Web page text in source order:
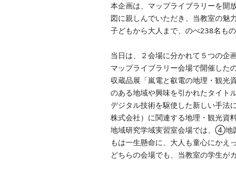
本企画は、マップライブラリーを開
図に親しんでいただき、当教室の魅
子どもから大人まで、のべ238名も
当日は、２会場に分かれて５つの企
マップライブラリー会場で開催し
収蔵品展「嵐電と叡電の地理・観光
のある地域や興味を引かれたタイト
デジタル技術を駆使した新しい手法
株式会社）に関連する地理・観光資
地域研究学域実習室会場では、④地
もは一生懸命に、大人も童心にかえ
どちらの会場でも、当教室の学生が